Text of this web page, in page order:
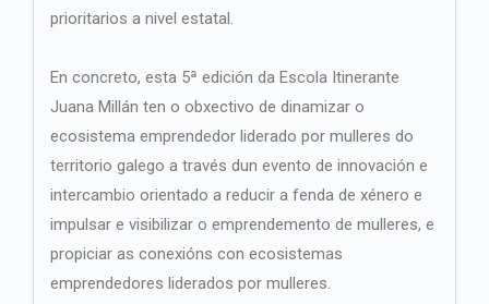
prioritarios a nivel estatal.
En concreto, esta 5ª edición da Escola Itinerante
Juana Millán ten o obxectivo de dinamizar o
ecosistema emprendedor liderado por mulleres do
territorio galego a través dun evento de innovación e
intercambio orientado a reducir a fenda de xénero e
impulsar e visibilizar o emprendemento de mulleres, e
propiciar as conexións con ecosistemas
emprendedores liderados por mulleres.